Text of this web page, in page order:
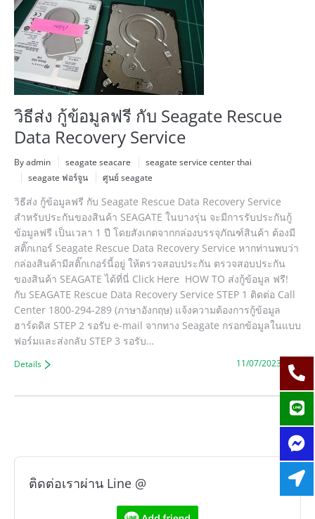
วิธีส่ง กู้ข้อมูลฟรี กับ Seagate Rescue
Data Recovery Service
By admin seagate seacare
seagate service center thai
seagate ฟอร์จูน
ศูนย์ seagate
วิธีส่ง กู้ข้อมูลฟรี กับ Seagate Rescue Data Recovery Service
สำหรับประกันของสินค้า SEAGATE ในบางรุ่น จะมีการรับประกันกู้
ข้อมูลฟรี เป็นเวลา 1 ปี โดยสังเกตจากกล่องบรรจุภัณฑ์สินค้า ต้องมี
สติ๊กเกอร์ Seagate Rescue Data Recovery Service หากท่านพบว่า
กล่องสินค้ามีสติ๊กเกอร์นี้อยู่ ให้ตรวจสอบประกัน ตรวจสอบประกัน
ของสินค้า SEAGATE ได้ที่นี่ Click Here HOW TO ส่งกู้ข้อมูล ฟรี!
กับ SEAGATE Rescue Data Recovery Service STEP 1 ติดต่อ Call
Center 1800-294-289 (ภาษาอังกฤษ) แจ้งความต้องการกู้ข้อมูล
ฮาร์ดดิส STEP 2 รอรับ e-mail จากทาง Seagate กรอกข้อมูลในแบบ
ฟอร์มและส่งกลับ STEP 3 รอรับ…
11/07/2023
Details
ติดต่อเราผ่าน Line @